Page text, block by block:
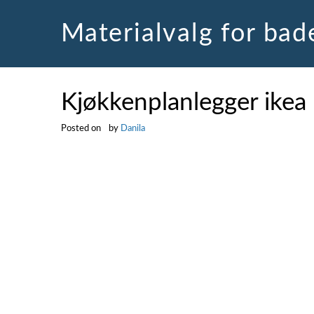
Materialvalg for
Kjøkkenplanlegger ikea
Posted on by Danila